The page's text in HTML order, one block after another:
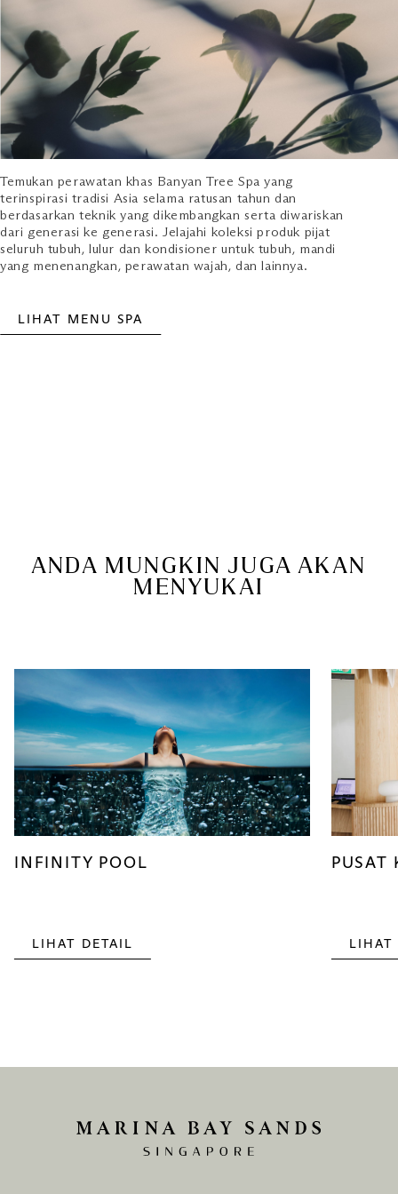
Temukan perawatan khas Banyan Tree Spa yang
terinspirasi tradisi Asia selama ratusan tahun dan
berdasarkan teknik yang dikembangkan serta diwariskan
dari generasi ke generasi. Jelajahi koleksi produk pijat
seluruh tubuh, lulur dan kondisioner untuk tubuh, mandi
yang menenangkan, perawatan wajah, dan lainnya.
LIHAT MENU SPA
ANDA MUNGKIN JUGA AKAN
MENYUKAI
INFINITY POOL
LIHAT DETAIL
PUSAT
LIHAT